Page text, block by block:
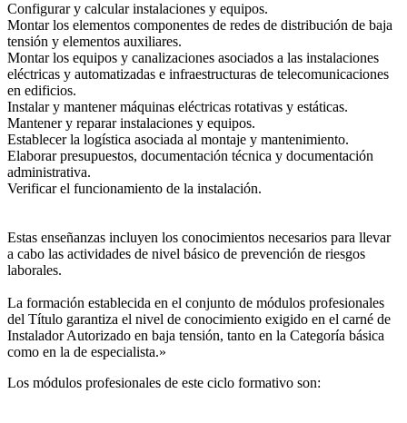
Configurar y calcular instalaciones y equipos.
Montar los elementos componentes de redes de distribución de baja
tensión y elementos auxiliares.
Montar los equipos y canalizaciones asociados a las instalaciones
eléctricas y automatizadas e infraestructuras de telecomunicaciones
en edificios.
Instalar y mantener máquinas eléctricas rotativas y estáticas.
Mantener y reparar instalaciones y equipos.
Establecer la logística asociada al montaje y mantenimiento.
Elaborar presupuestos, documentación técnica y documentación
administrativa.
Verificar el funcionamiento de la instalación.
Estas enseñanzas incluyen los conocimientos necesarios para llevar
a cabo las actividades de nivel básico de prevención de riesgos
laborales.
La formación establecida en el conjunto de módulos profesionales
del Título garantiza el nivel de conocimiento exigido en el carné de
Instalador Autorizado en baja tensión, tanto en la Categoría básica
como en la de especialista.»
Los módulos profesionales de este ciclo formativo son: